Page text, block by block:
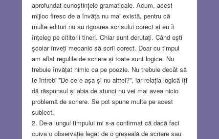
aprofundat cunoștințele gramaticale. Acum, acest
mijloc firesc de a învăța nu mai există, pentru că
multe edituri nu au rigoarea scrisului corect și eu îi
înțeleg pe cititorii tineri. Chiar sunt derutați. Când ești
școlar înveți mecanic să scrii corect. Doar cu timpul
am aflat regulile de scriere și toate sunt logice. Nu
trebuie învățat nimic ca pe poezie. Nu trebuie decât să
te întrebi ”De ce e așa și nu altfel?”, iar relația logică îți
dă răspunsul și abia de atunci nu vei mai avea nicio
problemă de scriere. Se pot spune multe pe acest
subiect.
2. De-a lungul timpului mi s-a confirmat că dacă faci
cuiva o observație legat de o greșeală de scriere sau